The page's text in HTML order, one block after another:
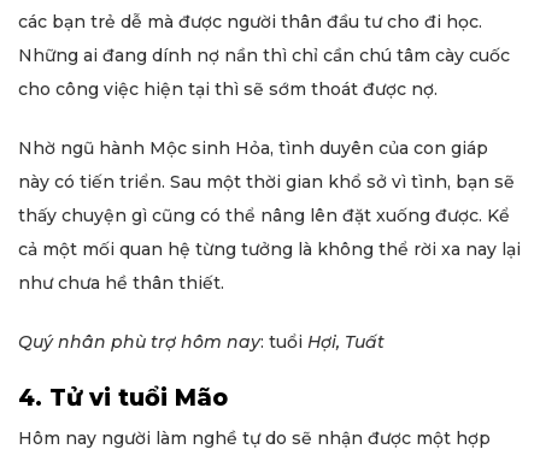
các bạn trẻ dễ mà được người thân đầu tư cho đi học.
Những ai đang dính nợ nần thì chỉ cần chú tâm cày cuốc
cho công việc hiện tại thì sẽ sớm thoát được nợ.
Nhờ ngũ hành Mộc sinh Hỏa, tình duyên của con giáp
này có tiến triển. Sau một thời gian khổ sở vì tình, bạn sẽ
thấy chuyện gì cũng có thể nâng lên đặt xuống được. Kể
cả một mối quan hệ từng tưởng là không thể rời xa nay lại
như chưa hề thân thiết.
Quý nhân phù trợ hôm nay: tuổi Hợi, Tuất
4. Tử vi tuổi Mão
Hôm nay người làm nghề tự do sẽ nhận được một hợp